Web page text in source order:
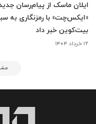
ایلان ماسک از پیام‌رسان
«ایکس‌چت» با رمزنگاری به
بیت‌کوین خبر داد
۱۲ خرداد ۱۴۰۴